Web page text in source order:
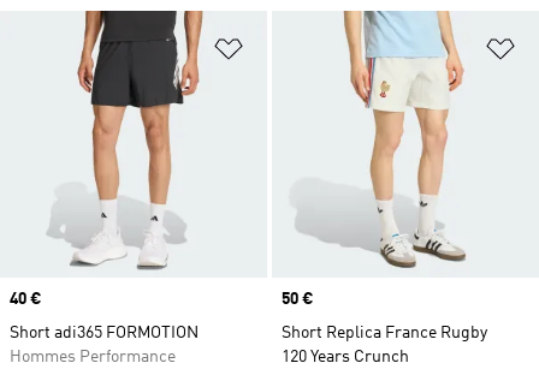
Ajouter à la Liste de produits
Prix
40 €
Short adi365 FORMOTION
Hommes Performance
Prix
50 €
Short Replica France Rugby
120 Years Crunch